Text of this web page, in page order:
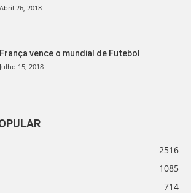
Abril 26, 2018
França vence o mundial de Futebol
Julho 15, 2018
2516
1085
714